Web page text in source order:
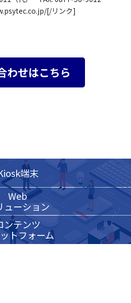
[/リンク]
わせはこちら
端末
Web
ューション
ンテンツ
トフォーム